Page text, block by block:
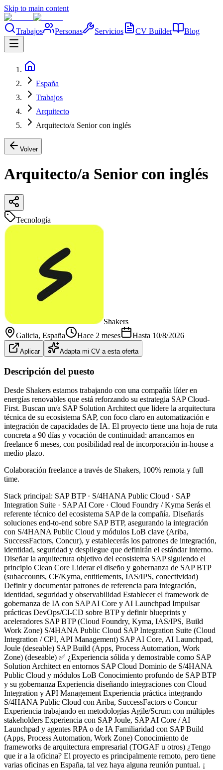
Skip to main content
Trabajos Personas Servicios CV Builder Blog
España
Trabajos
Arquitecto
Arquitecto/a Senior con inglés
Volver
Arquitecto/a Senior con inglés
Tecnología
Shakers
Galicia, España Hace 2 meses Hasta 10/8/2026
Aplicar Adapta mi CV a esta oferta
Descripción del puesto
Desde Shakers estamos trabajando con una compañía líder en
energías renovables que está reforzando su estrategia SAP Cloud-
First. Buscan un/a SAP Solution Architect que lidere la arquitectura
técnica de su ecosistema SAP, con foco claro en automatización e
integración de capacidades de IA. El proyecto tiene una hoja de ruta
concreta a 90 días y vocación de continuidad: arrancamos en
freelance 6 meses, con posibilidad real de incorporación in-house a
medio plazo.
Colaboración freelance a través de Shakers, 100% remota y full
time.
Stack principal: SAP BTP · S/4HANA Public Cloud · SAP
Integration Suite · SAP AI Core · Cloud Foundry / Kyma Serás el
referente técnico del ecosistema SAP de la compañía. Diseñarás
soluciones end-to-end sobre SAP BTP, asegurando la integración
con S/4HANA Public Cloud y módulos LoB clave (Ariba,
SuccessFactors, Concur), y establecerás los patrones de integración,
identidad, seguridad y despliegue que definirán el estándar interno. ️
Diseñar la arquitectura objetivo del ecosistema SAP siguiendo el
principio Clean Core Liderar el diseño y gobernanza de SAP BTP
(subaccounts, CF/Kyma, entitlements, IAS/IPS, conectividad)
Definir y documentar patrones de referencia para integración,
identidad, seguridad y observabilidad Establecer el framework de
gobernanza de IA con SAP AI Core y AI Launchpad Impulsar
prácticas DevOps/CI-CD sobre BTP y definir blueprints y
aceleradores SAP BTP (Cloud Foundry, Kyma, IAS/IPS, Build
Work Zone) S/4HANA Public Cloud SAP Integration Suite (Cloud
Integration / CPI, API Management) SAP AI Core, AI Launchpad,
Joule (deseable) SAP Build (Apps, Process Automation, Work
Zone) (deseable) ✅ ¿Experiencia sólida y demostrable como SAP
Solution Architect en entornos SAP Cloud Dominio de S/4HANA
Public Cloud y módulos LoB Conocimiento profundo de SAP BTP
y su gobernanza Experiencia diseñando integraciones con Cloud
Integration y API Management Experiencia práctica integrando
S/4HANA Public Cloud con Ariba, SuccessFactors o Concur
Experiencia trabajando en metodologías Agile/Scrum con múltiples
stakeholders Experiencia con SAP Joule, SAP AI Core / AI
Launchpad y agentes RPA o de IA Familiaridad con SAP Build
(Apps, Process Automation, Work Zone) Conocimiento de
frameworks de arquitectura empresarial (TOGAF u otros) ¿Tengo
que ir a la oficina? El proyecto es principalmente remoto, pero tiene
varias oficinas en España, tal vez haya alguna reunión puntual. ¡